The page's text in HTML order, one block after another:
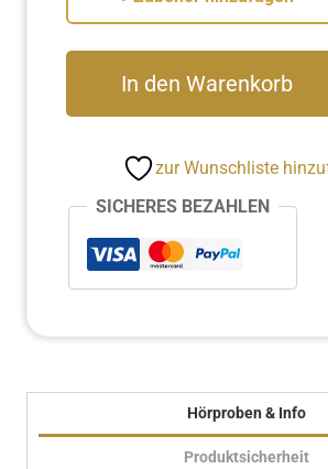
und
In den Warenkorb
zur Wunschliste
SICHERES BEZAHLEN
Hörproben & Info
Produktsicherheit